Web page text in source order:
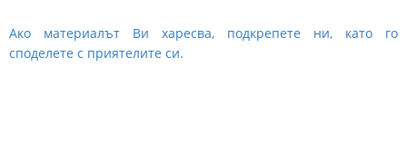
Ако материалът Ви харесва, подкрепете ни, като го
споделете с приятелите си.